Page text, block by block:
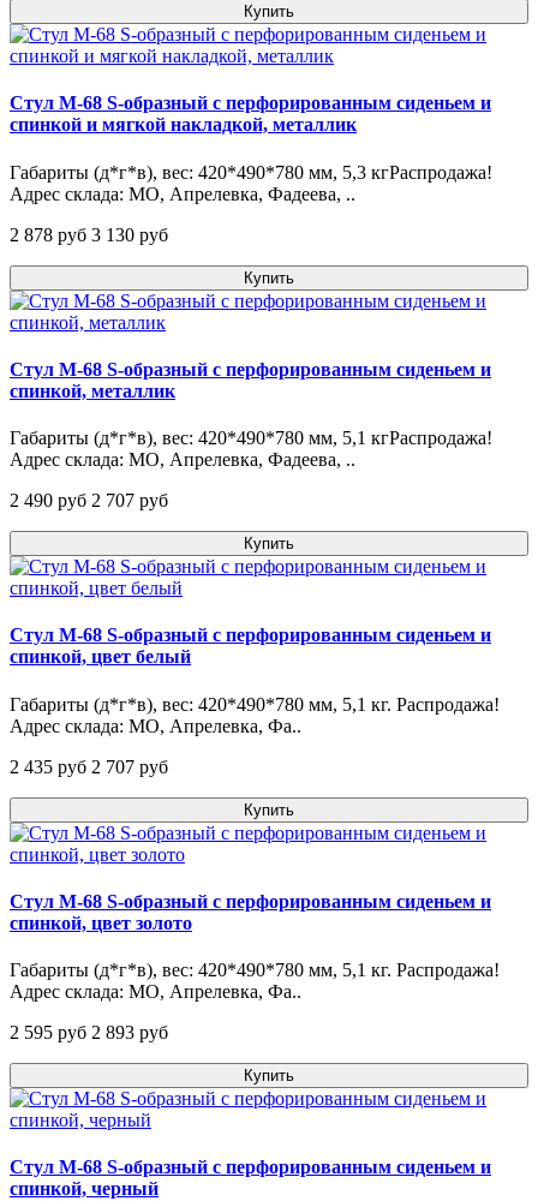
Купить
Стул М-68 S-образный с перфорированным сиденьем и
спинкой и мягкой накладкой, металлик
Габариты (д*г*в), вес: 420*490*780 мм, 5,3 кгРаспродажа!
Адрес склада: МО, Апрелевка, Фадеева, ..
2 878 pуб 3 130 pуб
Купить
Стул М-68 S-образный с перфорированным сиденьем и
спинкой, металлик
Габариты (д*г*в), вес: 420*490*780 мм, 5,1 кгРаспродажа!
Адрес склада: МО, Апрелевка, Фадеева, ..
2 490 pуб 2 707 pуб
Купить
Стул М-68 S-образный с перфорированным сиденьем и
спинкой, цвет белый
Габариты (д*г*в), вес: 420*490*780 мм, 5,1 кг. Распродажа!
Адрес склада: МО, Апрелевка, Фа..
2 435 pуб 2 707 pуб
Купить
Стул М-68 S-образный с перфорированным сиденьем и
спинкой, цвет золото
Габариты (д*г*в), вес: 420*490*780 мм, 5,1 кг. Распродажа!
Адрес склада: МО, Апрелевка, Фа..
2 595 pуб 2 893 pуб
Купить
Стул М-68 S-образный с перфорированным сиденьем и
спинкой, черный